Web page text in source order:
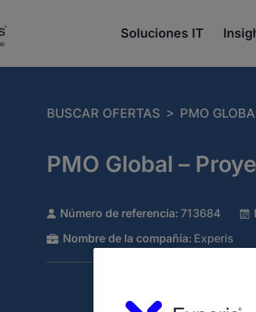
Soluciones IT
BUSCAR OFERTAS > PMO
PMO Global –
Número de referencia: 713684
Nombre de la compañía: Experis